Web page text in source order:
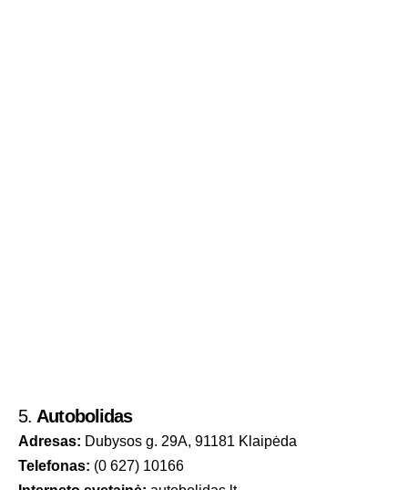
5. Autobolidas
Adresas: Dubysos g. 29A, 91181 Klaipėda
Telefonas: (0 627) 10166